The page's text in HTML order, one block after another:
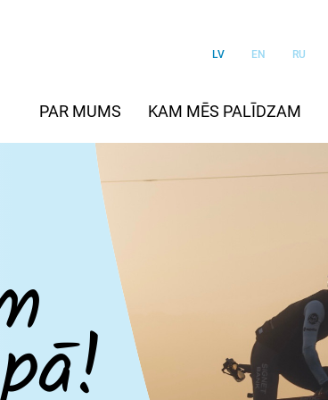
PAR MUMS KAM MĒS PALĪDZAM
LV EN RU